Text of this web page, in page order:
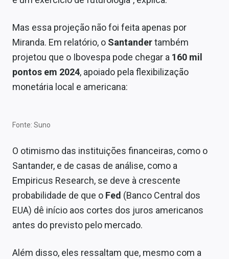
Mas essa projeção não foi feita apenas por
Miranda. Em relatório, o Santandertambém
projetou que o Ibovespa pode chegar a 160 mil
pontos em 2024, apoiado pela flexibilização
monetária local e americana:
Fonte: Suno
O otimismo das instituições financeiras, como o
Santander, e de casas de análise, como a
Empiricus Research, se deve à crescente
probabilidade de que o Fed (Banco Central dos
EUA) dê início aos cortes dos juros americanos
antes do previsto pelo mercado.
Além disso, eles ressaltam que, mesmo com a